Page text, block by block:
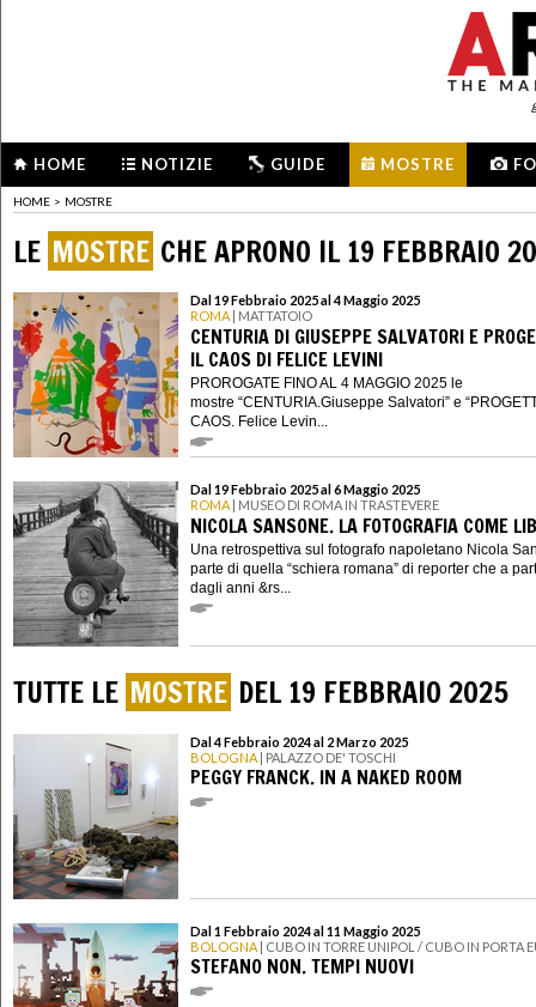
HOME NOTIZIE GUIDE MOSTRE
HOME > MOSTRE
LE MOSTRE CHE APRONO IL 19 FEBBRAIO
Dal 19 Febbraio 2025 al 4 Maggio 2025
ROMA | MATTATOIO
CENTURIA DI GIUSEPPE SALVATORI E
IL CAOS DI FELICE LEVINI
PROROGATE FINO AL 4 MAGGIO 2025 le
mostre “CENTURIA.Giuseppe Salvatori” e
CAOS. Felice Levin...
Dal 19 Febbraio 2025 al 6 Maggio 2025
ROMA | MUSEO DI ROMA IN TRASTEVERE
NICOLA SANSONE. LA FOTOGRAFIA COME
Una retrospettiva sul fotografo napoletano Nicola
parte di quella “schiera romana” di reporter che a
dagli anni &rs...
TUTTE LE MOSTRE DEL 19 FEBBRAIO 2025
Dal 4 Febbraio 2024 al 2 Marzo 2025
BOLOGNA | PALAZZO DE' TOSCHI
PEGGY FRANCK. IN A NAKED ROOM
Dal 1 Febbraio 2024 al 11 Maggio 2025
BOLOGNA | CUBO IN TORRE UNIPOL / CUBO IN PORTA
STEFANO NON. TEMPI NUOVI